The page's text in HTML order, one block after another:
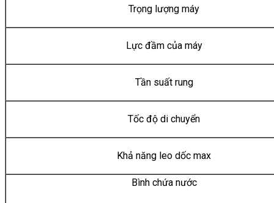
Trọng lượng máy
Lực đầm của máy
Tần suất rung
Tốc độ di chuyển
Khả năng leo dốc max
Bình chứa nước